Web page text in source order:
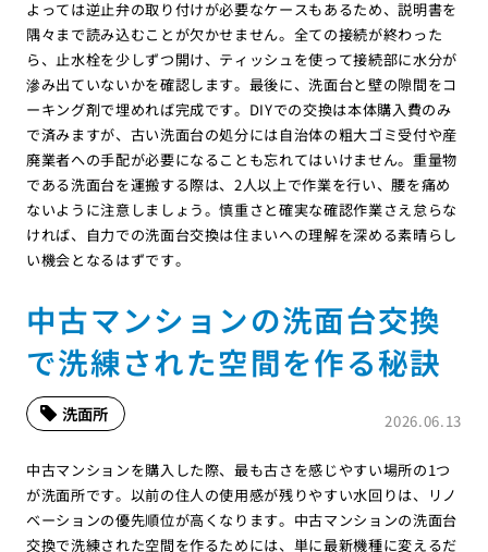
よっては逆止弁の取り付けが必要なケースもあるため、説明書を
隅々まで読み込むことが欠かせません。全ての接続が終わった
ら、止水栓を少しずつ開け、ティッシュを使って接続部に水分が
滲み出ていないかを確認します。最後に、洗面台と壁の隙間をコ
ーキング剤で埋めれば完成です。DIYでの交換は本体購入費のみ
で済みますが、古い洗面台の処分には自治体の粗大ゴミ受付や産
廃業者への手配が必要になることも忘れてはいけません。重量物
である洗面台を運搬する際は、2人以上で作業を行い、腰を痛め
ないように注意しましょう。慎重さと確実な確認作業さえ怠らな
ければ、自力での洗面台交換は住まいへの理解を深める素晴らし
い機会となるはずです。
中古マンションの洗面台交換
で洗練された空間を作る秘訣
2026.06.13
洗面所
中古マンションを購入した際、最も古さを感じやすい場所の1つ
が洗面所です。以前の住人の使用感が残りやすい水回りは、リノ
ベーションの優先順位が高くなります。中古マンションの洗面台
交換で洗練された空間を作るためには、単に最新機種に変えるだ